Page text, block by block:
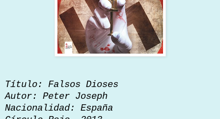
Título: Falsos Dioses
Autor: Peter Joseph
Nacionalidad: España